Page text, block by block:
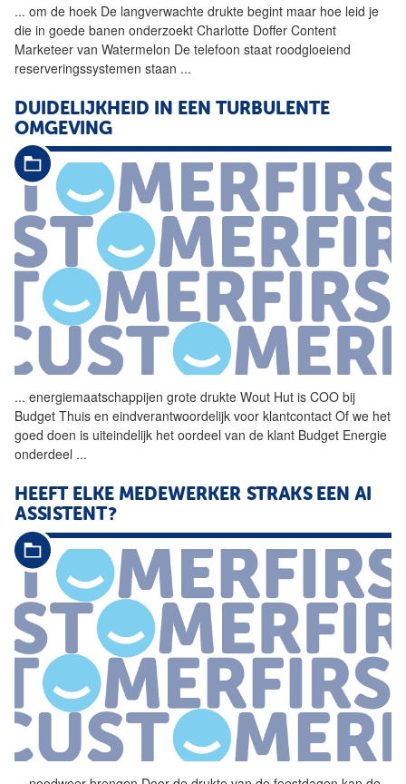
... om de hoek De langverwachte drukte begint maar hoe leid je
die in goede banen onderzoekt Charlotte Doffer Content
Marketeer van Watermelon De telefoon staat roodgloeiend
reserveringssystemen staan ...
DUIDELIJKHEID IN EEN TURBULENTE
OMGEVING
... energiemaatschappijen grote drukte Wout Hut is COO bij
Budget Thuis en eindverantwoordelijk voor klantcontact Of we het
goed doen is uiteindelijk het oordeel van de klant Budget Energie
onderdeel ...
HEEFT ELKE MEDEWERKER STRAKS EEN AI
ASSISTENT?